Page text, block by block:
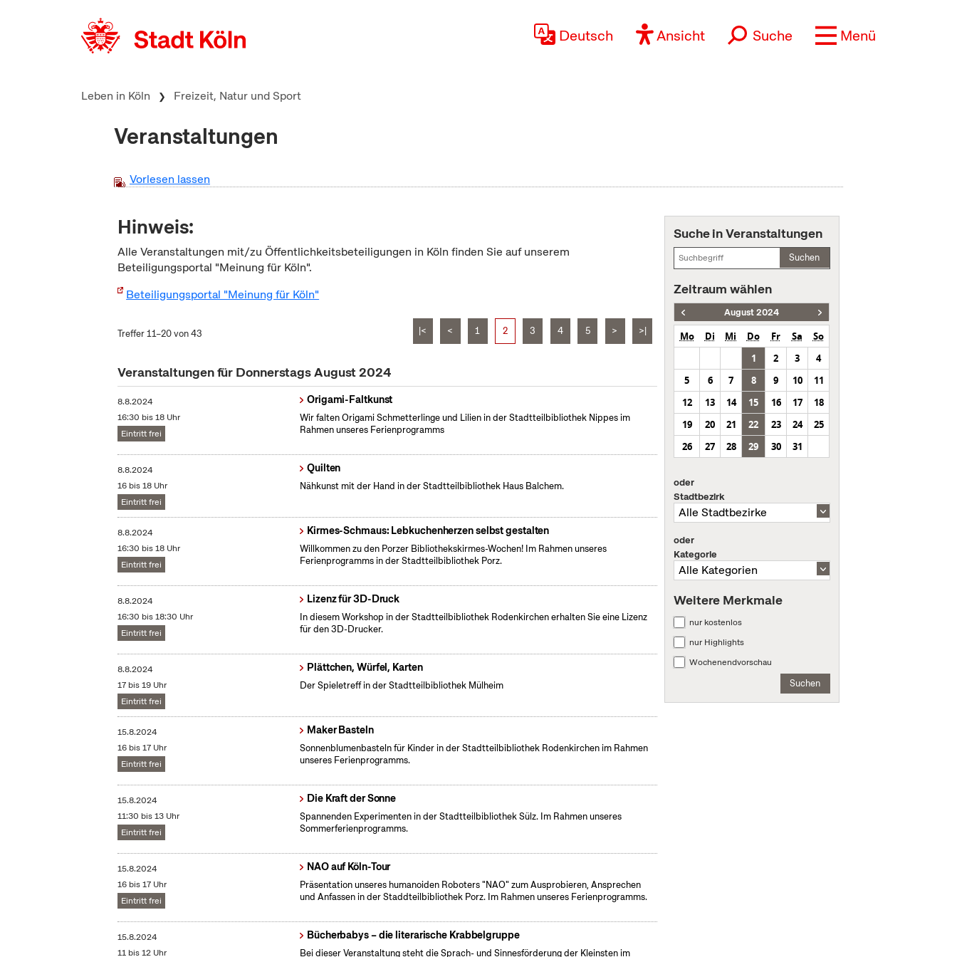
Deutsch Ansicht Suche Menü
Leben in Köln Freizeit, Natur und Sport
Veranstaltungen
Vorlesen lassen
Hinweis:
Alle Veranstaltungen mit/zu Öffentlichkeitsbeteiligungen in Köln finden Sie auf unserem
Beteiligungsportal "Meinung für Köln".
Beteiligungsportal "Meinung für Köln"
Treffer 11–20 von 43 |< < 1 2 3 4 5 > >|
Veranstaltungen für Donnerstags August 2024
8.8.2024
16:30 bis 18 Uhr
Eintritt frei
Origami-Faltkunst
Wir falten Origami Schmetterlinge und Lilien in der Stadtteilbibliothek Nippes im
Rahmen unseres Ferienprogramms
8.8.2024
16 bis 18 Uhr
Eintritt frei
Quilten
Nähkunst mit der Hand in der Stadtteilbibliothek Haus Balchem.
8.8.2024
16:30 bis 18 Uhr
Eintritt frei
Kirmes-Schmaus: Lebkuchenherzen selbst gestalten
Willkommen zu den Porzer Bibliothekskirmes-Wochen! Im Rahmen unseres
Ferienprogramms in der Stadtteilbibliothek Porz.
8.8.2024
16:30 bis 18:30 Uhr
Eintritt frei
Lizenz für 3D-Druck
In diesem Workshop in der Stadtteilbibliothek Rodenkirchen erhalten Sie eine Lizenz
für den 3D-Drucker.
8.8.2024
17 bis 19 Uhr
Eintritt frei
Plättchen, Würfel, Karten
Der Spieletreff in der Stadtteilbibliothek Mülheim
15.8.2024
16 bis 17 Uhr
Eintritt frei
Maker Basteln
Sonnenblumenbasteln für Kinder in der Stadtteilbibliothek Rodenkirchen im Rahmen
unseres Ferienprogramms.
15.8.2024
11:30 bis 13 Uhr
Eintritt frei
Die Kraft der Sonne
Spannenden Experimenten in der Stadtteilbibliothek Sülz. Im Rahmen unseres
Sommerferienprogramms.
15.8.2024
16 bis 17 Uhr
Eintritt frei
NAO auf Köln-Tour
Präsentation unseres humanoiden Roboters "NAO" zum Ausprobieren, Ansprechen
und Anfassen in der Staddteilbibliothek Porz. Im Rahmen unseres Ferienprogramms.
15.8.2024
11 bis 12 Uhr
Bücherbabys – die literarische Krabbelgruppe
Bei dieser Veranstaltung steht die Sprach- und Sinnesförderung der Kleinsten im
Suche in Veranstaltungen
Suchen
Zeitraum wählen
August 2024
Mo Di Mi Do Fr Sa
So
1
2 3
4
5
6 7 8 9 10
11
12
13 14 15 16 17
18
19
20 21 22 23 24
25
26
27 28 29 30 31
oder
Stadtbezirk
oder
Kategorie
Weitere Merkmale
nur kostenlos
nur Highlights
Wochenendvorschau
Suchen